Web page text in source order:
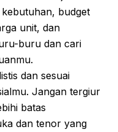
budget
unit, dan
buru dan cari
dan sesuai
Jangan tergiur
batas
dan tenor yang